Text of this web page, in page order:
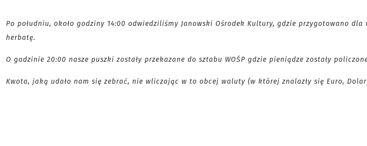
Po południu, około godziny 14:00 odwiedziliśmy Janowski Ośrodek Kultury, gdzie przygotowano dla
herbatę.
O godzinie 20:00 nasze puszki zostały przekazane do sztabu WOŚP gdzie pieniądze zostały
Kwota, jaką udało nam się zebrać, nie wliczając w to obcej waluty (w której znalazły się Euro,